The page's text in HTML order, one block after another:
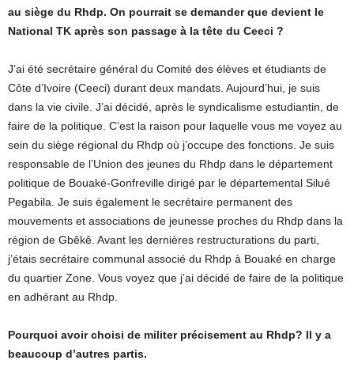
au siège du Rhdp. On pourrait se demander que devient le
National TK après son passage à la tête du Ceeci ?
J’ai été secrétaire général du Comité des élèves et étudiants de
Côte d’Ivoire (Ceeci) durant deux mandats. Aujourd’hui, je suis
dans la vie civile. J’ai décidé, après le syndicalisme estudiantin, de
faire de la politique. C’est la raison pour laquelle vous me voyez au
sein du siège régional du Rhdp où j’occupe des fonctions. Je suis
responsable de l’Union des jeunes du Rhdp dans le département
politique de Bouaké-Gonfreville dirigé par le départemental Silué
Pegabila. Je suis également le secrétaire permanent des
mouvements et associations de jeunesse proches du Rhdp dans la
région de Gbêkê. Avant les dernières restructurations du parti,
j’étais secrétaire communal associé du Rhdp à Bouaké en charge
du quartier Zone. Vous voyez que j’ai décidé de faire de la politique
en adhérant au Rhdp.
Pourquoi avoir choisi de militer précisement au Rhdp? Il y a
beaucoup d’autres partis.